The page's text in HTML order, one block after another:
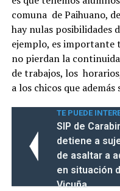
comuna de Paihuano,
hay nulas posibilidades
ejemplo, es importante
no pierdan la
de trabajos, los
a los chicos que además
TE PUEDE
SIP de
detiene a
de asaltar a
en situación
Vicuña